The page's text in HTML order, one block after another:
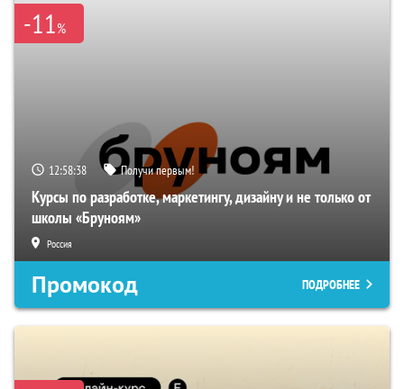
-11%
12:58:37 Получи первым!
Курсы по разработке, маркетингу, дизайну и не только от
школы «Бруноям»
Россия
Промокод ПОДРОБНЕЕ